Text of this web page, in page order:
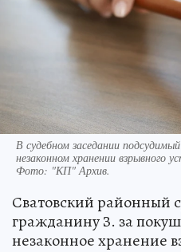
В судебном заседании
незаконном хранении взрывного
Фото: "КП" Архив.
Сватовский районный
гражданину З. за
незаконное хранение